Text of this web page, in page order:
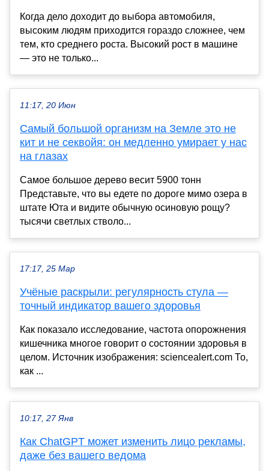
Когда дело доходит до выбора автомобиля,
высоким людям приходится гораздо сложнее, чем
тем, кто среднего роста. Высокий рост в машине
— это не только...
11:17, 20 Июн
Самый большой организм на Земле это не
кит и не секвойя: он медленно умирает у нас
на глазах
Самое большое дерево весит 5900 тонн
Представьте, что вы едете по дороге мимо озера в
штате Юта и видите обычную осиновую рощу?
тысячи светлых стволо...
17:17, 25 Мар
Учёные раскрыли: регулярность стула —
точный индикатор вашего здоровья
Как показало исследование, частота опорожнения
кишечника многое говорит о состоянии здоровья в
целом. Источник изображения: sciencealert.com То,
как ...
10:17, 27 Янв
Как ChatGPT может изменить лицо рекламы,
даже без вашего ведома